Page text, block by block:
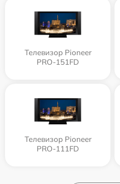
Телевизор Pioneer
PRO-151FD
Телевизор Pioneer
PRO-111FD